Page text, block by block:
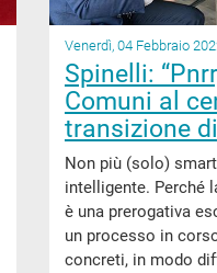
Venerdì, 04 Febbraio
Spinelli:
Comuni al
transizione
Non più (solo)
intelligente. Perché
è una prerogativa
un processo in
concreti, in modo